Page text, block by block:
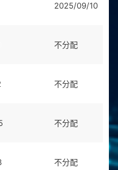
2025/09/10
不分配
不分配
不分配 0
不分配 0